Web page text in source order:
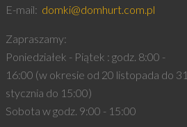
E-mail domki@domhurt.com.pl
Zapraszamy
Poniedziałek - Piątek : godz. 8:00 -
16:00 (w okresie od 20 listopada do 31
stycznia do 15:00)
Sobota w godz. 9:00 - 15:00